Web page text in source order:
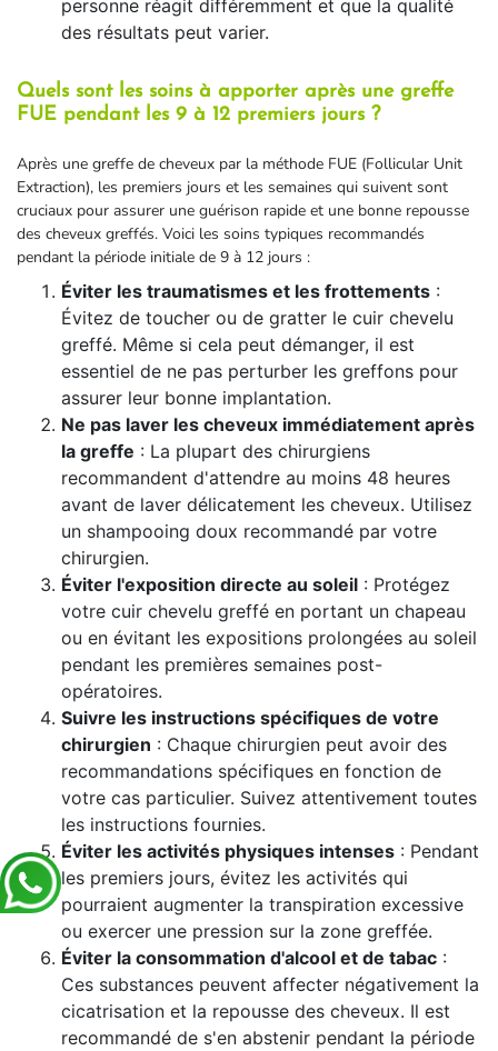
personne réagit différemment et que la qualité
des résultats peut varier.
Quels sont les soins à apporter après une greffe
FUE pendant les 9 à 12 premiers jours ?
Après une greffe de cheveux par la méthode FUE (Follicular Unit
Extraction), les premiers jours et les semaines qui suivent sont
cruciaux pour assurer une guérison rapide et une bonne repousse
des cheveux greffés. Voici les soins typiques recommandés
pendant la période initiale de 9 à 12 jours :
Éviter les traumatismes et les frottements :
Évitez de toucher ou de gratter le cuir chevelu
greffé. Même si cela peut démanger, il est
essentiel de ne pas perturber les greffons pour
assurer leur bonne implantation.
Ne pas laver les cheveux immédiatement après
la greffe : La plupart des chirurgiens
recommandent d'attendre au moins 48 heures
avant de laver délicatement les cheveux. Utilisez
un shampooing doux recommandé par votre
chirurgien.
Éviter l'exposition directe au soleil : Protégez
votre cuir chevelu greffé en portant un chapeau
ou en évitant les expositions prolongées au soleil
pendant les premières semaines post-
opératoires.
Suivre les instructions spécifiques de votre
chirurgien : Chaque chirurgien peut avoir des
recommandations spécifiques en fonction de
votre cas particulier. Suivez attentivement toutes
les instructions fournies.
Éviter les activités physiques intenses : Pendant
les premiers jours, évitez les activités qui
pourraient augmenter la transpiration excessive
ou exercer une pression sur la zone greffée.
Éviter la consommation d'alcool et de tabac :
Ces substances peuvent affecter négativement la
cicatrisation et la repousse des cheveux. Il est
recommandé de s'en abstenir pendant la période